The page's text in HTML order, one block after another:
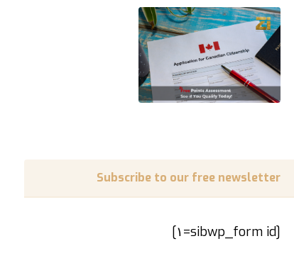
Subscribe to our free newsletter
[sibwp_form id=١]